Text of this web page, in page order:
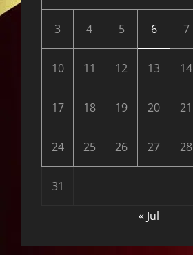
3 4 5 6 7
10 11 12 13 14
17 18 19 20 21
24 25 26 27 28
31
« Jul